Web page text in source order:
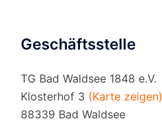
Geschäftsstelle
TG Bad Waldsee 1848 e.V.
Klosterhof 3 (Karte zeigen)
88339 Bad Waldsee